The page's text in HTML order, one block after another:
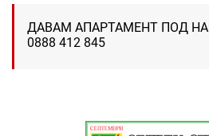
ДАВАМ АПАРТАМЕНТ ПОД
0888 412 845